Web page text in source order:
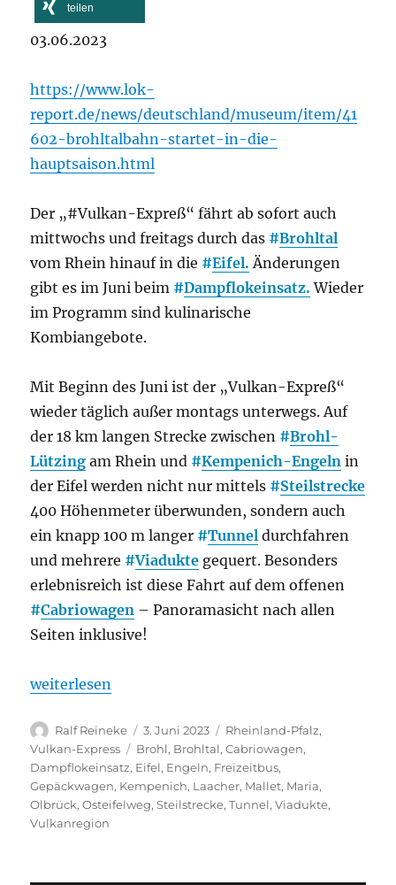
teilen
03.06.2023
https://www.lok-
report.de/news/deutschland/museum/item/41
602-brohltalbahn-startet-in-die-
hauptsaison.html
Der „#Vulkan-Expreß“ fährt ab sofort auch
mittwochs und freitags durch das #Brohltal
vom Rhein hinauf in die #Eifel. Änderungen
gibt es im Juni beim #Dampflokeinsatz. Wieder
im Programm sind kulinarische
Kombiangebote.
Mit Beginn des Juni ist der „Vulkan-Expreß“
wieder täglich außer montags unterwegs. Auf
der 18 km langen Strecke zwischen #Brohl-
Lützing am Rhein und #Kempenich-Engeln in
der Eifel werden nicht nur mittels #Steilstrecke
400 Höhenmeter überwunden, sondern auch
ein knapp 100 m langer #Tunnel durchfahren
und mehrere #Viadukte gequert. Besonders
erlebnisreich ist diese Fahrt auf dem offenen
#Cabriowagen – Panoramasicht nach allen
Seiten inklusive!
„Brohltalbahn startet in die Hauptsaison“
weiterlesen
Autor
Ralf Reineke
Veröffentlicht
am
3. Juni 2023 Kategorien
Rheinland-Pfalz,
Vulkan-Express
Schlagwörter
Brohl, Brohltal,Cabriowagen,
Dampflokeinsatz, Eifel, Engeln, Freizeitbus,
Gepäckwagen, Kempenich, Laacher, Mallet, Maria,
Olbrück,Osteifelweg,Steilstrecke,Tunnel,Viadukte,
Vulkanregion